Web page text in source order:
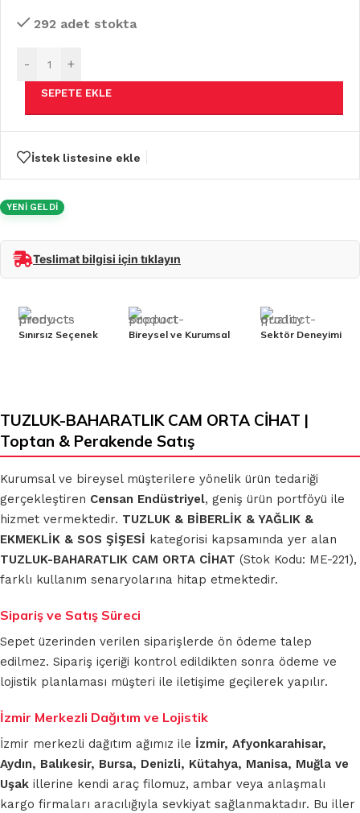
292 adet stokta
- +
SEPETE EKLE
İstek listesine ekle
YENİ GELDİ
Teslimat bilgisi için tıklayın
Sınırsız Seçenek Bireysel ve Kurumsal Sektör Deneyimi
TUZLUK-BAHARATLIK CAM ORTA CİHAT |
Toptan & Perakende Satış
Kurumsal ve bireysel müşterilere yönelik ürün tedariği
gerçekleştiren Censan Endüstriyel, geniş ürün portföyü ile
hizmet vermektedir. TUZLUK & BİBERLİK & YAĞLIK &
EKMEKLİK & SOS ŞİŞESİ kategorisi kapsamında yer alan
TUZLUK-BAHARATLIK CAM ORTA CİHAT (Stok Kodu: ME-221),
farklı kullanım senaryolarına hitap etmektedir.
Sipariş ve Satış Süreci
Sepet üzerinden verilen siparişlerde ön ödeme talep
edilmez. Sipariş içeriği kontrol edildikten sonra ödeme ve
lojistik planlaması müşteri ile iletişime geçilerek yapılır.
İzmir Merkezli Dağıtım ve Lojistik
İzmir merkezli dağıtım ağımız ile İzmir, Afyonkarahisar,
Aydın, Balıkesir, Bursa, Denizli, Kütahya, Manisa, Muğla ve
Uşak illerine kendi araç filomuz, ambar veya anlaşmalı
kargo firmaları aracılığıyla sevkiyat sağlanmaktadır. Bu iller